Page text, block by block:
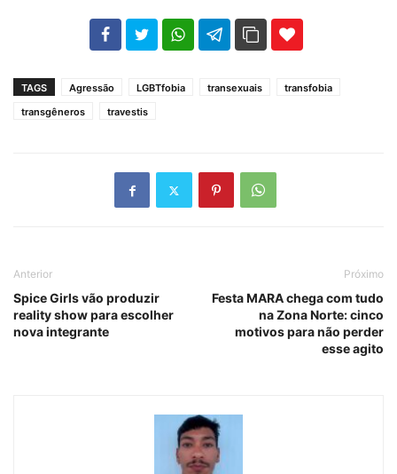
102 35
TAGS Agressão LGBTfobia transexuais
transfobia
transgêneros
travestis
Anterior
Spice Girls vão produzir
reality show para escolher
nova integrante
Próximo
Festa MARA chega com tudo
na Zona Norte: cinco
motivos para não perder
esse agito